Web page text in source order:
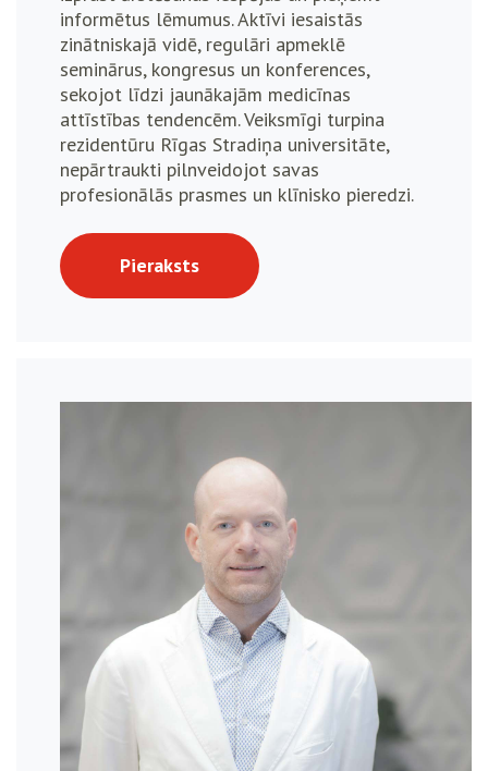
informētus lēmumus. Aktīvi iesaistās
zinātniskajā vidē, regulāri apmeklē
seminārus, kongresus un konferences,
sekojot līdzi jaunākajām medicīnas
attīstības tendencēm. Veiksmīgi turpina
rezidentūru Rīgas Stradiņa universitāte,
nepārtraukti pilnveidojot savas
profesionālās prasmes un klīnisko pieredzi.
Pieraksts